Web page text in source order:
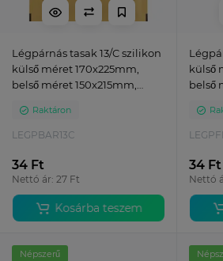
Légpárnás tasak 13/C szilikon
külső méret 170x225mm,
belső méret 150x215mm,
Raktáron
LEGPBAR13C
34 Ft
Nettó ár: 27 Ft
Kosárba teszem
külső
belső
34 Ft
Nettó
Népszerű